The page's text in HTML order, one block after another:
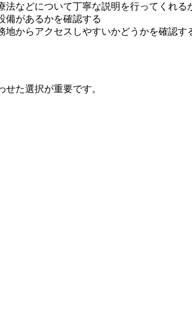
などについて丁寧な説明を行ってくれる
備があるかを確認する
からアクセスしやすいかどうかを確認す
た選択が重要です。